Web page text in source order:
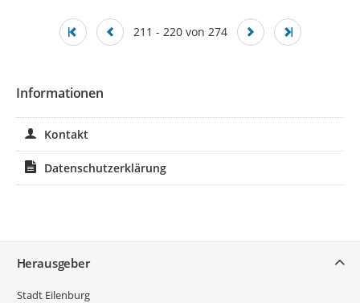
211 - 220 von 274
Informationen
Kontakt
Datenschutzerklärung
Herausgeber
Stadt Eilenburg